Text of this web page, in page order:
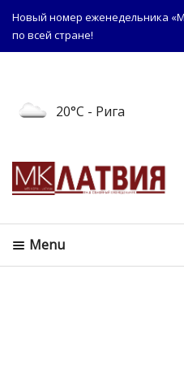
Новый номер еженедельника
по всей стране!
20°C - Рига
Menu